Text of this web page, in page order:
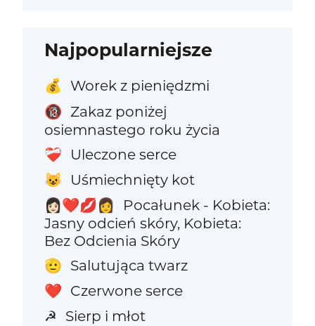
Najpopularniejsze
💰 Worek z pieniędzmi
🔞 Zakaz poniżej
osiemnastego roku życia
❤️‍🩹 Uleczone serce
😺 Uśmiechnięty kot
👩🏻‍❤️‍💋‍👩
Pocałunek - Kobieta:
Jasny odcień skóry, Kobieta:
Bez Odcienia Skóry
🫡 Salutująca twarz
❤️ Czerwone serce
☭ Sierp i młot